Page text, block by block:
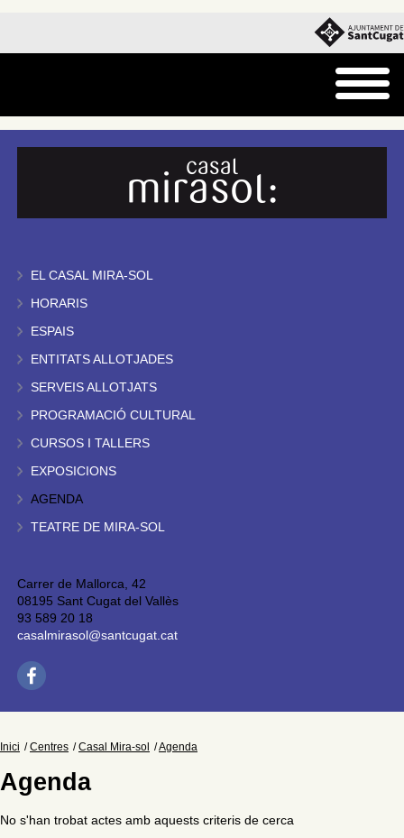
EL CASAL MIRA-SOL
HORARIS
ESPAIS
ENTITATS ALLOTJADES
SERVEIS ALLOTJATS
PROGRAMACIÓ CULTURAL
CURSOS I TALLERS
EXPOSICIONS
AGENDA
TEATRE DE MIRA-SOL
Carrer de Mallorca, 42
08195 Sant Cugat del Vallès
93 589 20 18
casalmirasol@santcugat.cat
Inici Centres Casal Mira-sol Agenda
Agenda
No s'han trobat actes amb aquests criteris de cerca